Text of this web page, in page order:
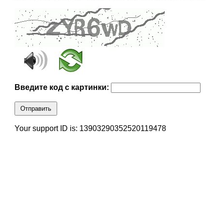
Введите код с картинки:
Отправить
Your support ID is: 13903290352520119478